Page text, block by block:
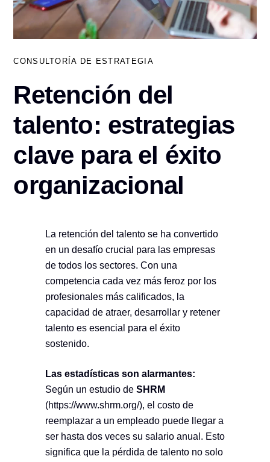
CONSULTORÍA DE ESTRATEGIA
Retención del
talento: estrategias
clave para el éxito
organizacional
La retención del talento se ha convertido
en un desafío crucial para las empresas
de todos los sectores. Con una
competencia cada vez más feroz por los
profesionales más calificados, la
capacidad de atraer, desarrollar y retener
talento es esencial para el éxito
sostenido.
Las estadísticas son alarmantes:
Según un estudio de SHRM
(https://www.shrm.org/), el costo de
reemplazar a un empleado puede llegar a
ser hasta dos veces su salario anual. Esto
significa que la pérdida de talento no solo